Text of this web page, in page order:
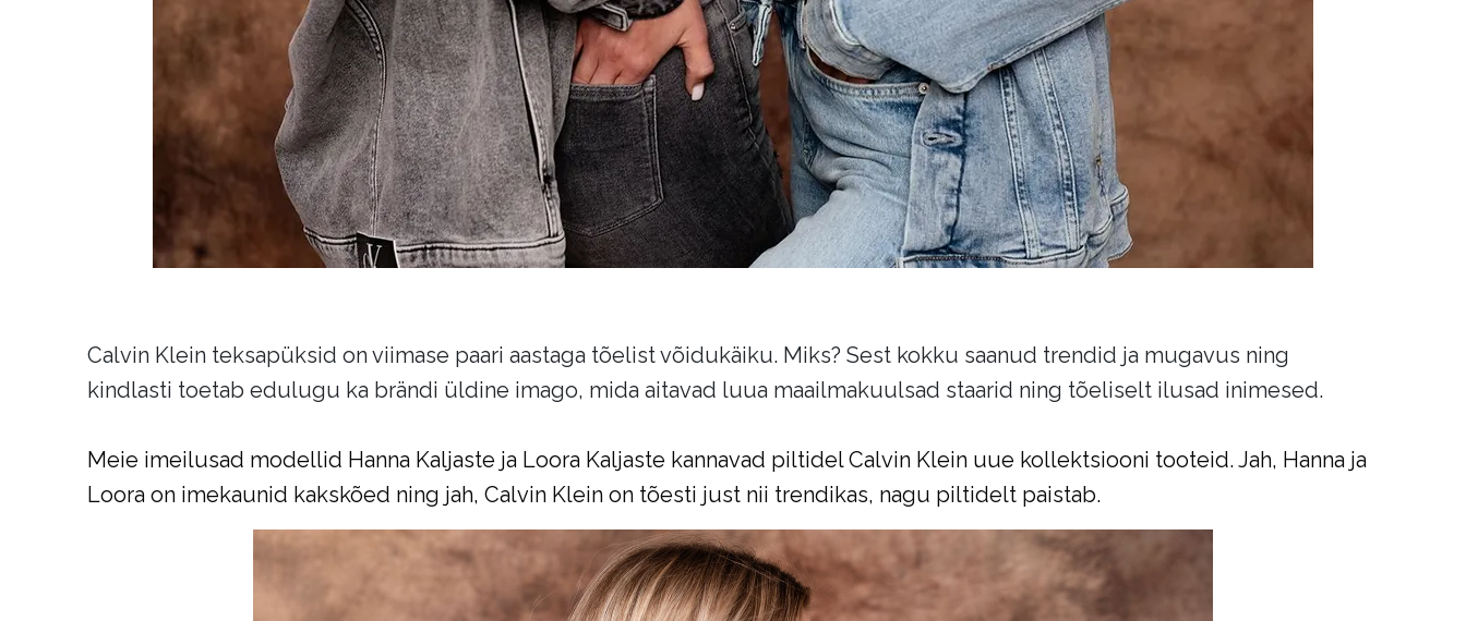
Calvin Klein teksapüksid on viimase paari aastaga tõelist võidukäiku. Miks? Sest kokku saanud trendid ja mugavus ning
kindlasti toetab edulugu ka brändi üldine imago, mida aitavad luua maailmakuulsad staarid ning tõeliselt ilusad inimesed.
Meie imeilusad modellid Hanna Kaljaste ja Loora Kaljaste kannavad piltidel Calvin Klein uue kollektsiooni tooteid. Jah, Hanna ja
Loora on imekaunid kakskõed ning jah, Calvin Klein on tõesti just nii trendikas, nagu piltidelt paistab.